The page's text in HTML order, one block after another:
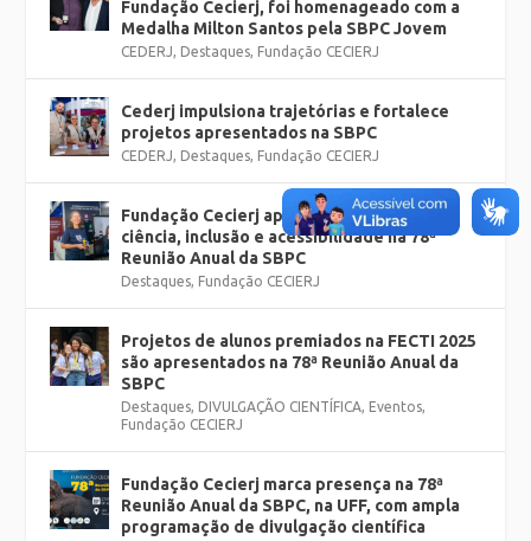
Fundação Cecierj, foi homenageado com a
Medalha Milton Santos pela SBPC Jovem
CEDERJ, Destaques, Fundação CECIERJ
Cederj impulsiona trajetórias e fortalece
projetos apresentados na SBPC
CEDERJ, Destaques, Fundação CECIERJ
Fundação Cecierj apresenta projetos de
ciência, inclusão e acessibilidade na 78ª
Reunião Anual da SBPC
Destaques, Fundação CECIERJ
Projetos de alunos premiados na FECTI 2025
são apresentados na 78ª Reunião Anual da
SBPC
Destaques, DIVULGAÇÃO CIENTÍFICA, Eventos,
Fundação CECIERJ
Fundação Cecierj marca presença na 78ª
Reunião Anual da SBPC, na UFF, com ampla
programação de divulgação científica